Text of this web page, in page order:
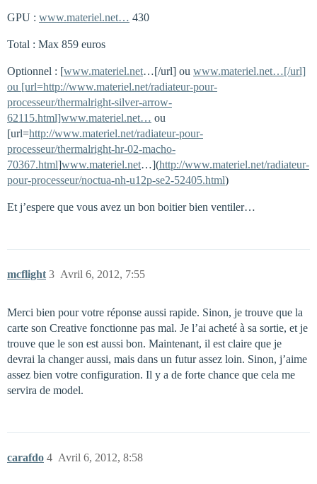
GPU : www.materiel.net… 430
Total : Max 859 euros
Optionnel : [www.materiel.net…[/url] ou www.materiel.net…[/url]
ou [url=http://www.materiel.net/radiateur-pour-
processeur/thermalright-silver-arrow-
62115.html]www.materiel.net… ou
[url=http://www.materiel.net/radiateur-pour-
processeur/thermalright-hr-02-macho-
70367.html]www.materiel.net…](http://www.materiel.net/radiateur-
pour-processeur/noctua-nh-u12p-se2-52405.html)
Et j’espere que vous avez un bon boitier bien ventiler…
mcflight Avril 6, 2012, 7:55
3
Merci bien pour votre réponse aussi rapide. Sinon, je trouve que la
carte son Creative fonctionne pas mal. Je l’ai acheté à sa sortie, et je
trouve que le son est aussi bon. Maintenant, il est claire que je
devrai la changer aussi, mais dans un futur assez loin. Sinon, j’aime
assez bien votre configuration. Il y a de forte chance que cela me
servira de model.
carafdo Avril 6, 2012, 8:58
4